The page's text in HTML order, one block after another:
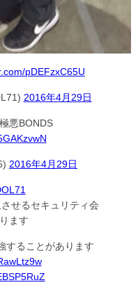
pDEFzxC65U
2016年4月29日
悪BONDS
2016年4月29日
せるセキュリティ会
ます
することがあります